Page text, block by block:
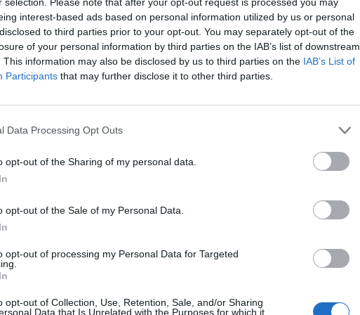
interest-based ads based on personal information utilized by us or personal
to third parties prior to your opt-out. You may separately opt-out of the
of your personal information by third parties on the IAB’s list of downstream
This information may also be disclosed by us to third parties on the IAB’s List of
Participants that may further disclose it to other third parties.
Data Processing Opt Outs
opt-out of the Sharing of my personal data.
opt-out of the Sale of my Personal Data.
opt-out of processing my Personal Data for Targeted
opt-out of Collection, Use, Retention, Sale, and/or Sharing
Data that Is Unrelated with the Purposes for which it
RÓWNIEŻ:
przecenił hit do kuchni. Air fryer tańszy aż o 150 zł, a to dopiero
2026 16:06